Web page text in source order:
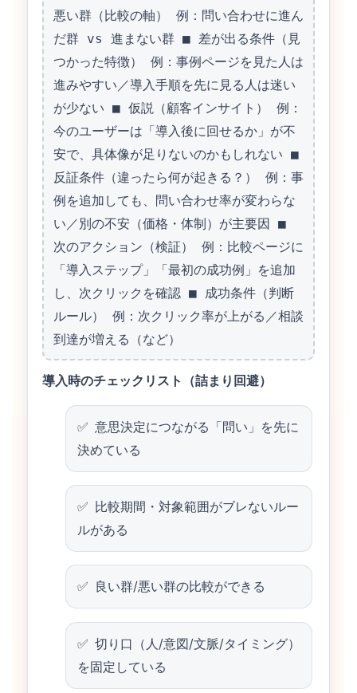
悪い群（比較の軸） 例：問い合わせに進ん
だ群 vs 進まない群 ■ 差が出る条件（見
つかった特徴） 例：事例ページを見た人は
進みやすい／導入手順を先に見る人は迷い
が少ない ■ 仮説（顧客インサイト） 例：
今のユーザーは「導入後に回せるか」が不
安で、具体像が足りないのかもしれない ■
反証条件（違ったら何が起きる？） 例：事
例を追加しても、問い合わせ率が変わらな
い／別の不安（価格・体制）が主要因 ■
次のアクション（検証） 例：比較ページに
「導入ステップ」「最初の成功例」を追加
し、次クリックを確認 ■ 成功条件（判断
ルール） 例：次クリック率が上がる／相談
到達が増える（など）
導入時のチェックリスト（詰まり回避）
意思決定につながる「問い」を先に
決めている
比較期間・対象範囲がブレないルー
ルがある
良い群/悪い群の比較ができる
切り口（人/意図/文脈/タイミング）
を固定している